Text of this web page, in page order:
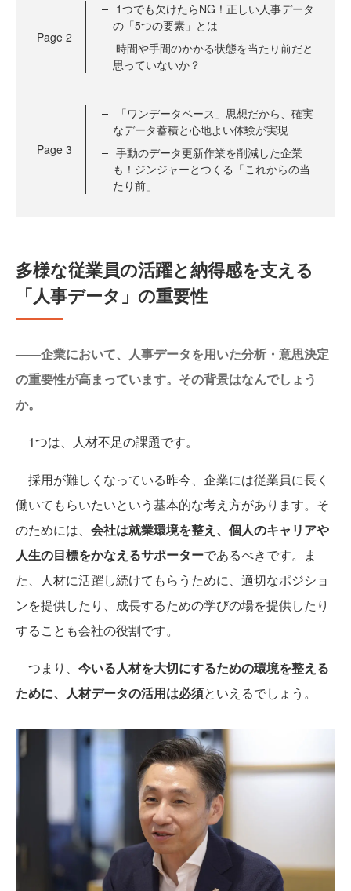
Page 2
1つでも欠けたらNG！正しい人事データ
の「5つの要素」とは
時間や手間のかかる状態を当たり前だと
思っていないか？
Page 3
「ワンデータベース」思想だから、確実
なデータ蓄積と心地よい体験が実現
手動のデータ更新作業を削減した企業
も！ジンジャーとつくる「これからの当
たり前」
多様な従業員の活躍と納得感を支える
「人事データ」の重要性
——企業において、人事データを用いた分析・意思決定
の重要性が高まっています。その背景はなんでしょう
か。
1つは、人材不足の課題です。
採用が難しくなっている昨今、企業には従業員に長く
働いてもらいたいという基本的な考え方があります。そ
のためには、 会社は就業環境を整え、個人のキャリアや
人生の目標をかなえるサポーターであるべきです。ま
た、人材に活躍し続けてもらうために、適切なポジショ
ンを提供したり、成長するための学びの場を提供したり
することも会社の役割です。
つまり、 今いる人材を大切にするための環境を整える
ために、人材データの活用は必須といえるでしょう。